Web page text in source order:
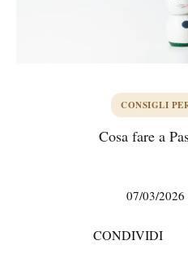
CONSIGLI
Cosa fare a
07/03/2026
CONDIVIDI